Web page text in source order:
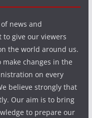
news and
give our viewers
the world around us.
changes in the
on every
believe strongly that
Our aim is to bring
to prepare our